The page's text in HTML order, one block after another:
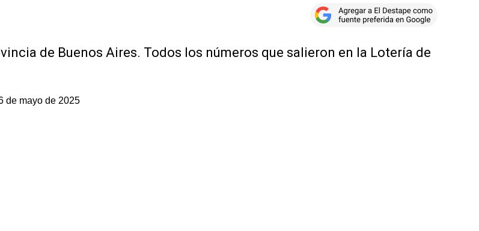
de Buenos Aires. Todos los números que salieron en la Lotería de